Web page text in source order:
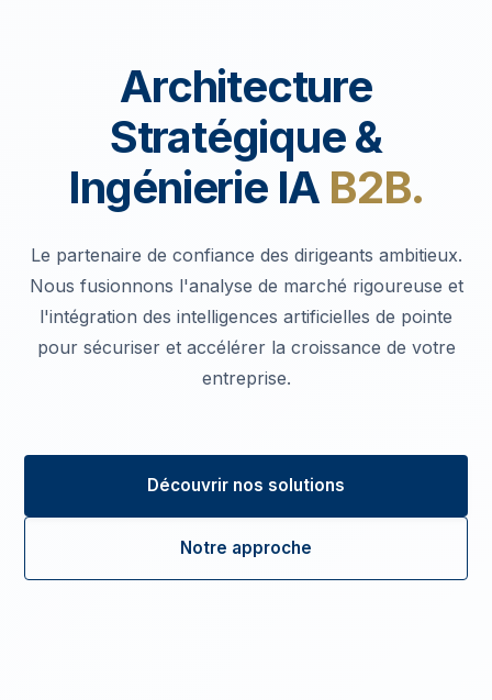
Architecture
Stratégique &
Ingénierie IA B2B.
Le partenaire de confiance des dirigeants ambitieux.
Nous fusionnons l'analyse de marché rigoureuse et
l'intégration des intelligences artificielles de pointe
pour sécuriser et accélérer la croissance de votre
entreprise.
Découvrir nos solutions
Notre approche